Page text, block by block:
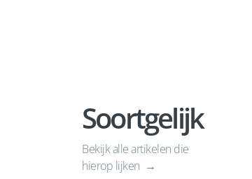
Soortgelijk
Bekijk alle artikelen die
hierop lijken